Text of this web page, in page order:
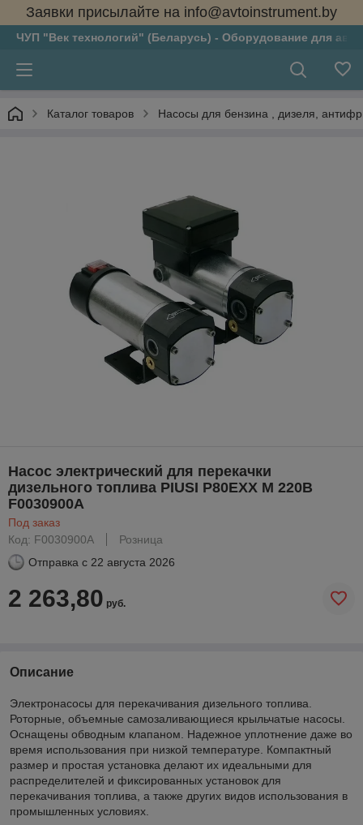
Заявки присылайте на info@avtoinstrument.by
ЧУП "Век технологий" (Беларусь) - Оборудование для
Каталог товаров Насосы для бензина , дизеля,
Насос электрический для перекачки
дизельного топлива PIUSI P80EXX M 220B
F0030900A
Под заказ
Код: F0030900A
Розница
Отправка с 22 августа 2026
2 263,80 руб.
Описание
Электронасосы для перекачивания дизельного топлива.
Роторные, объемные самозаливающиеся крыльчатые насосы.
Оснащены обводным клапаном. Надежное уплотнение даже во
время использования при низкой температуре. Компактный
размер и простая установка делают их идеальными для
распределителей и фиксированных установок для
перекачивания топлива, а также других видов использования в
промышленных условиях.